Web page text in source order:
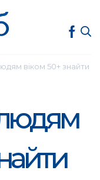
віком 50+ знайти